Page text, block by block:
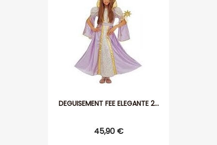
DEGUISEMENT FEE ELEGANTE 2...
45,90 €